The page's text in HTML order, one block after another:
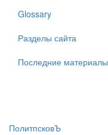
Glossary
Разделы сайта
Последние материалы
ПолитпсковЪ